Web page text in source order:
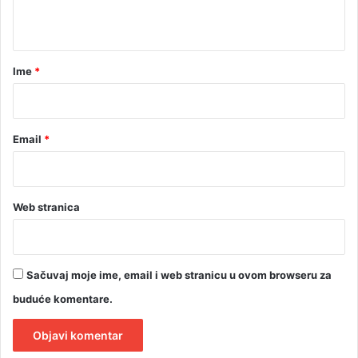
rIme *
Email *
Web stranica
Sačuvaj moje ime, email i web stranicu u ovom browseru za
buduće komentare.